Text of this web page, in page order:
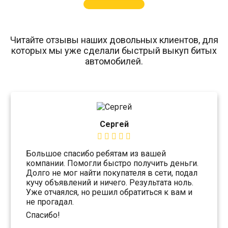
Читайте отзывы наших довольных клиентов, для
которых мы уже сделали быстрый выкуп битых
автомобилей.
Сергей
Большое спасибо ребятам из вашей
компании. Помогли быстро получить деньги.
Долго не мог найти покупателя в сети, подал
кучу объявлений и ничего. Результата ноль.
Уже отчаялся, но решил обратиться к вам и
не прогадал.
Спасибо!